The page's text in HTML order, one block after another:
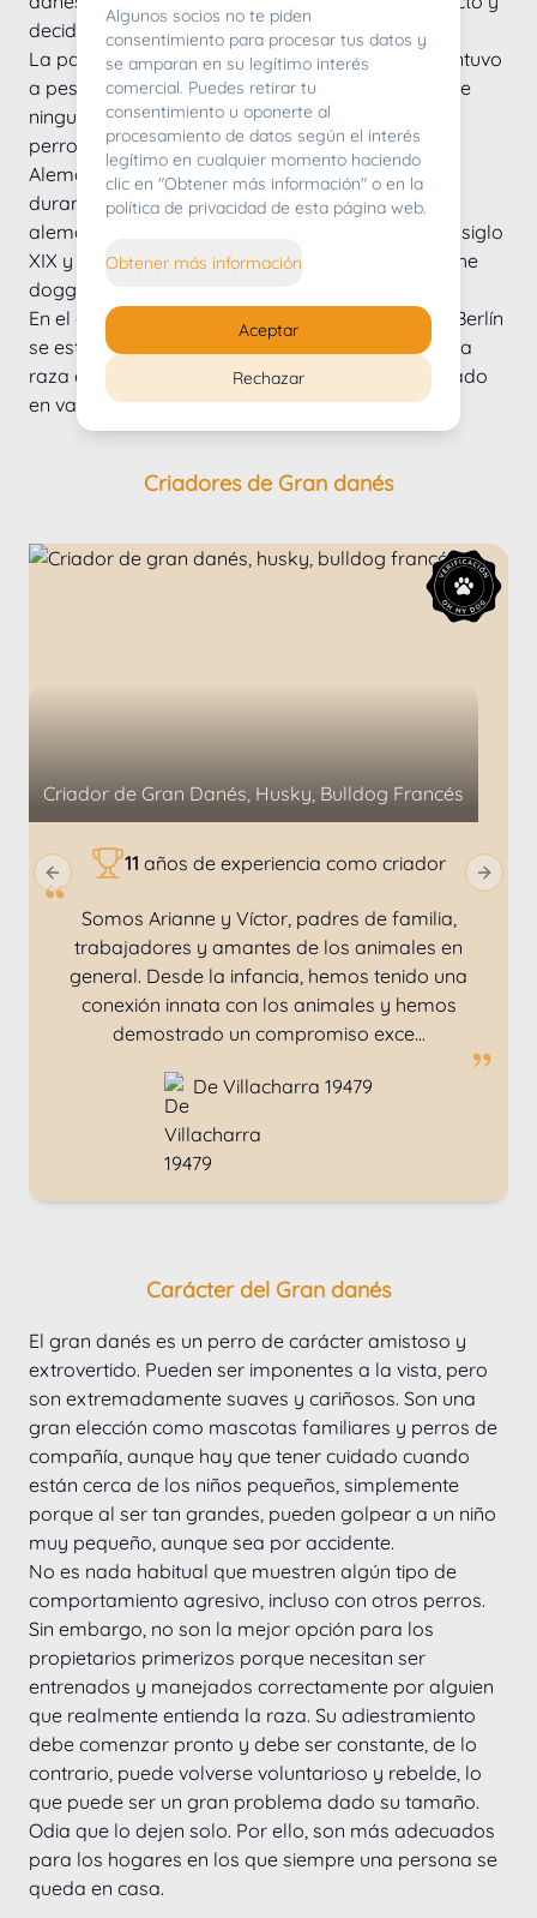
decidió llamarlos Gran Danés.
La parte "danesa" del nombre de la raza se mantuvo
a pesar de que el Gran Danés no se desarrolló de
ninguna manera en Dinamarca. Estos hermosos
perros de aspecto escultural se desarrollaron en
Alemania y fueron importados por los nobles
durante los siglos XVII y XVIII. Por esta razón los
alemanes cambiaron el nombre de la raza en el siglo
XIX y pasaron a llamarlo dogo alemán o deutsche
dogge.
En el año 1880 con motivo de una exposición en Berlín
se estableció por primera vez un estándar para la
raza el cuál con el correr del tiempo fue modificado
en varias oportunidades.
Criadores de Gran danés
Criador de Gran Danés, Husky, Bulldog Francés
11 años de experiencia como criador
Somos Arianne y Víctor, padres de familia,
trabajadores y amantes de los animales en
general. Desde la infancia, hemos tenido una
conexión innata con los animales y hemos
demostrado un compromiso exce...
De Villacharra 19479
Previous slide Next
Carácter del Gran danés
El gran danés es un perro de carácter amistoso y
extrovertido. Pueden ser imponentes a la vista, pero
son extremadamente suaves y cariñosos. Son una
gran elección como mascotas familiares y perros de
compañía, aunque hay que tener cuidado cuando
están cerca de los niños pequeños, simplemente
porque al ser tan grandes, pueden golpear a un niño
muy pequeño, aunque sea por accidente.
No es nada habitual que muestren algún tipo de
comportamiento agresivo, incluso con otros perros.
Sin embargo, no son la mejor opción para los
propietarios primerizos porque necesitan ser
entrenados y manejados correctamente por alguien
que realmente entienda la raza. Su adiestramiento
debe comenzar pronto y debe ser constante, de lo
contrario, puede volverse voluntarioso y rebelde, lo
que puede ser un gran problema dado su tamaño.
Odia que lo dejen solo. Por ello, son más adecuados
para los hogares en los que siempre una persona se
queda en casa.
Algunos socios no te piden
consentimiento para procesar tus datos y
se amparan en su legítimo interés
comercial. Puedes retirar tu
consentimiento u oponerte al
procesamiento de datos según el interés
legítimo en cualquier momento haciendo
clic en "Obtener más información" o en la
política de privacidad de esta página web.
Obtener más información
Rechazar
Aceptar